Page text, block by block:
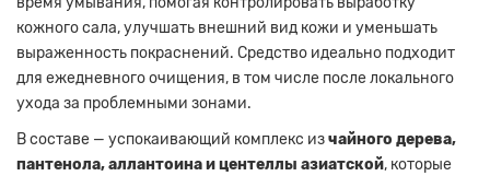
кожного сала, улучшать внешний вид кожи и уменьшать
выраженность покраснений. Средство идеально подходит
для ежедневного очищения, в том числе после локального
ухода за проблемными зонами.
В составе — успокаивающий комплекс изчайного дерева,
пантенола, аллантоина и центеллы азиатской, которые